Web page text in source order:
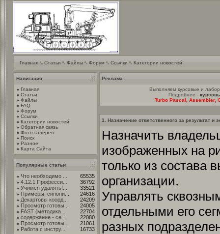
Главная Статьи Файлы Форум Ссылки Категории новостей
Навигация
Главная
Статьи
Файлы
FAQ
Форум
Ссылки
Категории новостей
Обратная связь
Фото галерея
Поиск
Разное
Карта Сайта
Популярные статьи
Что необходимо ...
65535
4.12.1 Професси...
36792
Учимся удалять!...
33521
Примеры, синони...
24616
Декартовы коорд...
24209
Просмотр готовы...
24005
FAST (методика ...
22704
содержание - се...
22080
Просмотр готовы...
21061
Работа с инстру...
16733
Реклама
Выполняем курсовые и
Подробнее -
Turbo Pascal, Assembler,
1. Назначение ответственного за результат
Назначить
изображенных на
только из состава
организации.
Управлять
отдельными его
разных